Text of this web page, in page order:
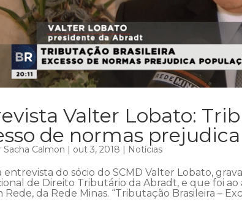
Valter Lobato:
de normas
Sacha Calmon | out 3, 2018 | Notícias
entrevista do sócio do SCMD Valter Lobato,
de Direito Tributário da Abradt, e que foi ao
Rede, da Rede Minas. “Tributação Brasileira –